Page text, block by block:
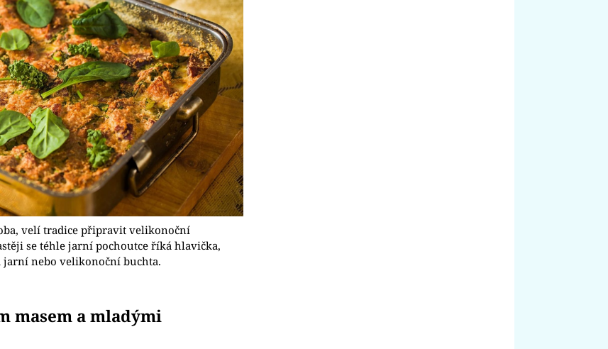
velí tradice připravit velikonoční
se téhle jarní pochoutce říká hlavička,
jarní nebo velikonoční buchta.
masem a mladými